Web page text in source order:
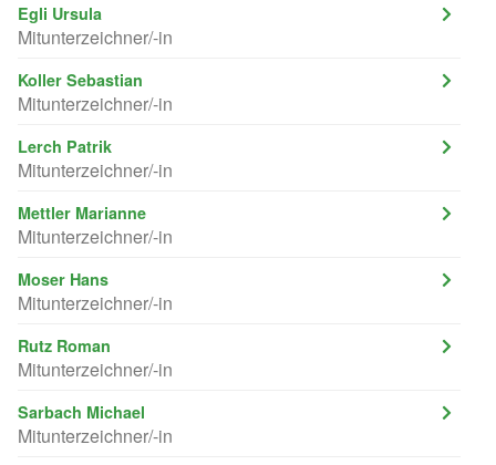
Egli Ursula
Mitunterzeichner/-in
Koller Sebastian
Mitunterzeichner/-in
Lerch Patrik
Mitunterzeichner/-in
Mettler Marianne
Mitunterzeichner/-in
Moser Hans
Mitunterzeichner/-in
Rutz Roman
Mitunterzeichner/-in
Sarbach Michael
Mitunterzeichner/-in